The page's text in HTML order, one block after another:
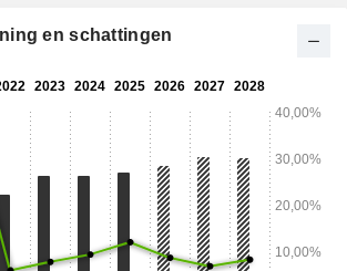
en schattingen